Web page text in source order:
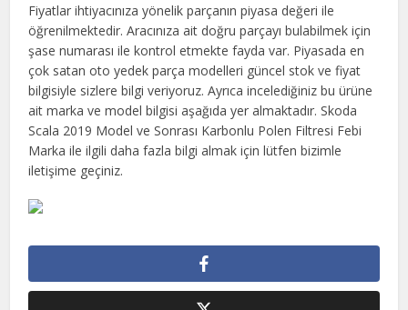
Fiyatlar ihtiyacınıza yönelik parçanın piyasa değeri ile
öğrenilmektedir. Aracınıza ait doğru parçayı bulabilmek için
şase numarası ile kontrol etmekte fayda var. Piyasada en
çok satan oto yedek parça modelleri güncel stok ve fiyat
bilgisiyle sizlere bilgi veriyoruz. Ayrıca incelediğiniz bu ürüne
ait marka ve model bilgisi aşağıda yer almaktadır. Skoda
Scala 2019 Model ve Sonrası Karbonlu Polen Filtresi Febi
Marka ile ilgili daha fazla bilgi almak için lütfen bizimle
iletişime geçiniz.